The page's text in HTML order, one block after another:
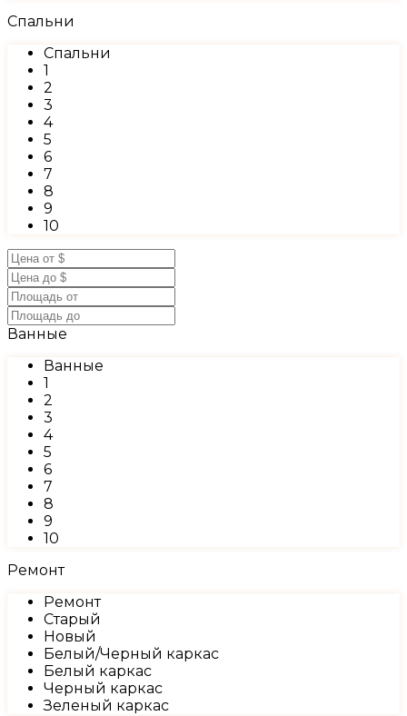
Спальни
Спальни
1
2
3
4
5
6
7
8
9
10
Ванные
Ванные
1
2
3
4
5
6
7
8
9
10
Ремонт
Ремонт
Старый
Новый
Белый/Черный каркас
Белый каркас
Черный каркас
Зеленый каркас